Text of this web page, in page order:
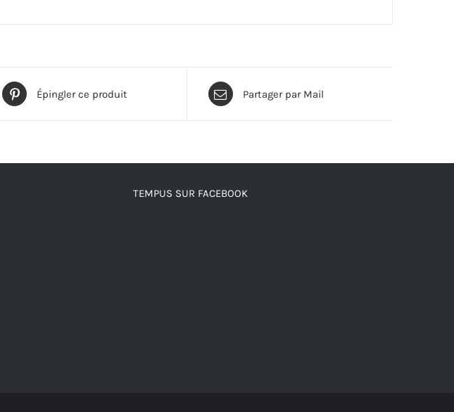
Épingler ce produit Partager par Mail
TEMPUS SUR FACEBOOK